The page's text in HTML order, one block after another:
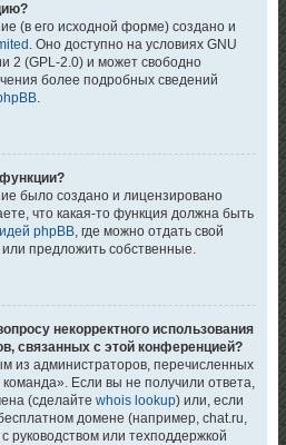
(в его исходной форме) создано и
. Оно доступно на условиях GNU
2 (GPL-2.0) и может свободно
более подробных сведений
.
было создано и лицензировано
что какая-то функция должна быть
phpBB, где можно отдать свой
предложить собственные.
некорректного использования
связанных с этой конференцией?
из администраторов, перечисленных
Если вы не получили ответа,
(сделайтеwhois lookup) или, если
домене (например, chat.ru,
руководством или техподдержкой